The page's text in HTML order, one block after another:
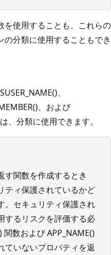
を使用することも、これらの
分類に使用することもでき
、
、および
、分類に使用できます。
す関数を作成するとき
ティ保護されているかど
。セキュリティ保護され
するリスクを評価する必
数および APP_NAME()
ていないプロパティを返